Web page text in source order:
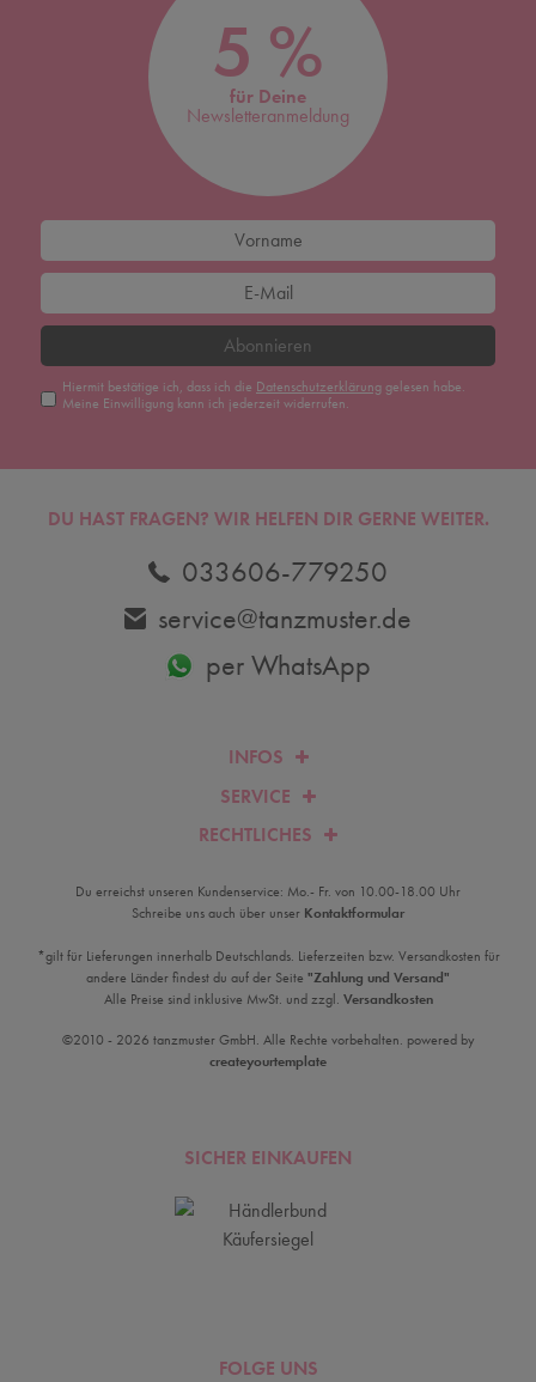
5 %
für Deine
Newsletteranmeldung
Abonnieren
Hiermit bestätige ich, dass ich die Daten­schutz­erklärunggelesen habe.
Meine Einwilligung kann ich jederzeit widerrufen.
INFOS
SERVICE
RECHTLICHES
DU HAST FRAGEN? WIR HELFEN DIR GERNE WEITER.
033606-779250
service@tanzmuster.de
per WhatsApp
Du erreichst unseren Kundenservice: Mo.- Fr. von 10.00-18.00 Uhr
Schreibe uns auch über unser Kontaktformular
*gilt für Lieferungen innerhalb Deutschlands. Lieferzeiten bzw. Versandkosten für
andere Länder findest du auf der Seite "Zahlung und Versand"
Alle Preise sind inklusive MwSt. und zzgl. Versandkosten
©2010 - 2026 tanzmuster GmbH. Alle Rechte vorbehalten. powered by
createyourtemplate
SICHER EINKAUFEN
FOLGE UNS